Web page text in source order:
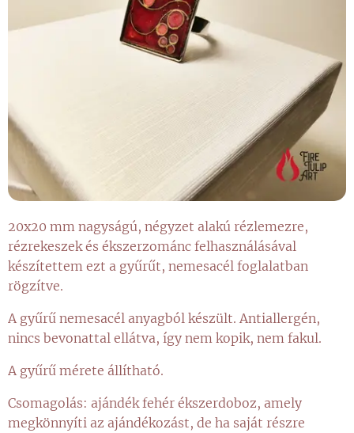
20x20 mm nagyságú, négyzet alakú rézlemezre,
rézrekeszek és ékszerzománc felhasználásával
készítettem ezt a gyűrűt, nemesacél foglalatban
rögzítve.
A gyűrű nemesacél anyagból készült. Antiallergén,
nincs bevonattal ellátva, így nem kopik, nem fakul.
A gyűrű mérete állítható.
Csomagolás: ajándék fehér ékszerdoboz, amely
megkönnyíti az ajándékozást, de ha saját részre